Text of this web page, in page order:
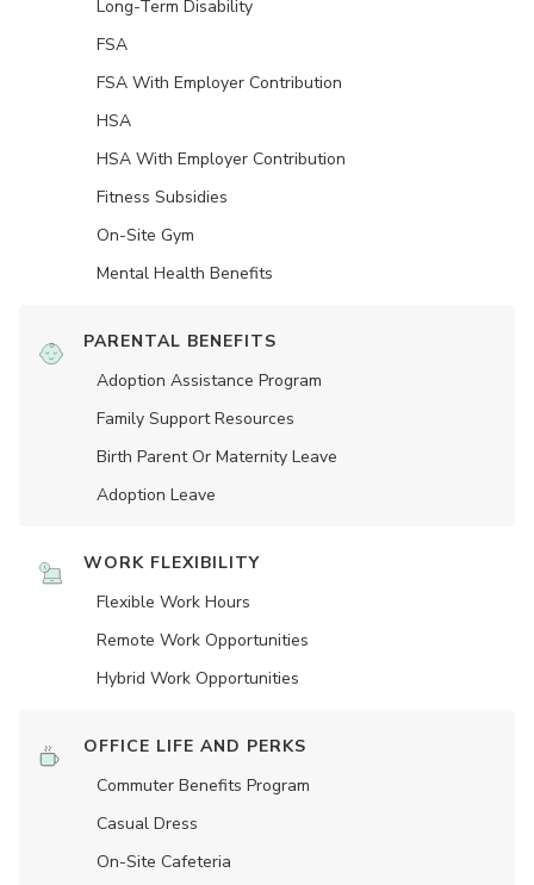
Long-Term Disability
FSA
FSA With Employer Contribution
HSA
HSA With Employer Contribution
Fitness Subsidies
On-Site Gym
Mental Health Benefits
PARENTAL BENEFITS
Adoption Assistance Program
Family Support Resources
Birth Parent Or Maternity Leave
Adoption Leave
WORK FLEXIBILITY
Flexible Work Hours
Remote Work Opportunities
Hybrid Work Opportunities
OFFICE LIFE AND PERKS
Commuter Benefits Program
Casual Dress
On-Site Cafeteria